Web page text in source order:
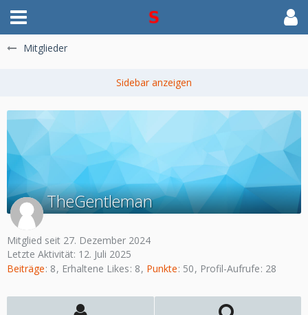
Mitglieder
TheGentleman
Mitglied seit 27. Dezember 2024
Letzte Aktivität: 12. Juli 2025
Beiträge 8 Erhaltene Likes 8 Punkte 50 Profil-Aufrufe 28